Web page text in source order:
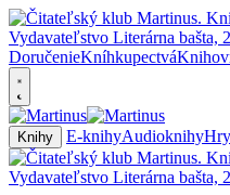
DoručenieKníhkupectvá
Knihy E-knihyAudioknihyHry